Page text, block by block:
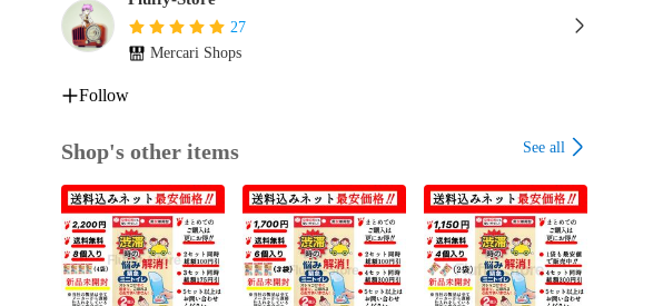
27
Mercari Shops
Follow
Shop's other items See all